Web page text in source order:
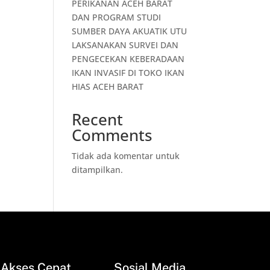
PERIKANAN ACEH BARAT
DAN PROGRAM STUDI
SUMBER DAYA AKUATIK UTU
LAKSANAKAN SURVEI DAN
PENGECEKAN KEBERADAAN
IKAN INVASIF DI TOKO IKAN
HIAS ACEH BARAT
Recent
Comments
Tidak ada komentar untuk
ditampilkan.